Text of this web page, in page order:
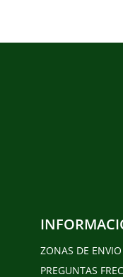
ZONAS DE ENVIO
PREGUNTAS